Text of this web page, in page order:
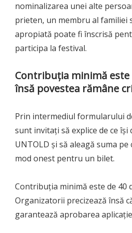
nominalizarea unei alte
prieten, un membru al familiei
apropiată poate fi înscrisă
participa la festival.
Contribuția minimă este
însă povestea rămâne
Prin intermediul formularului
sunt invitați să explice de ce își
UNTOLD și să aleagă suma
mod onest pentru un bilet.
Contribuția minimă este de 40
Organizatorii precizează însă
garantează aprobarea